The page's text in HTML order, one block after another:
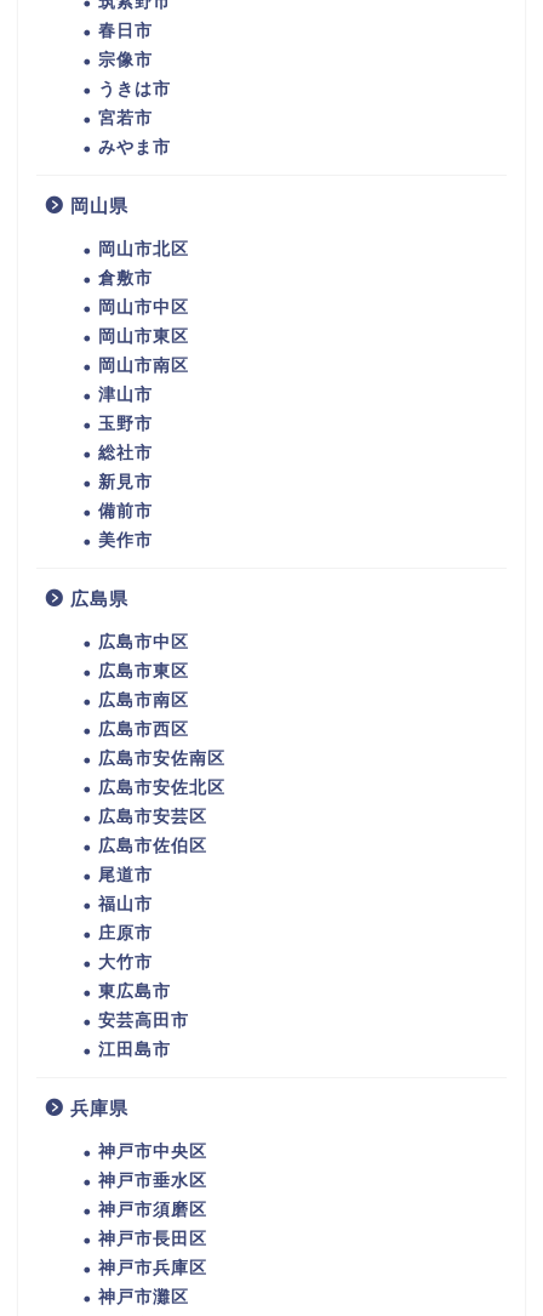
春日市
宗像市
うきは市
宮若市
みやま市
岡山県
岡山市北区
倉敷市
岡山市中区
岡山市東区
岡山市南区
津山市
玉野市
総社市
新見市
備前市
美作市
広島県
広島市中区
広島市東区
広島市南区
広島市西区
広島市安佐南区
広島市安佐北区
広島市安芸区
広島市佐伯区
尾道市
福山市
庄原市
大竹市
東広島市
安芸高田市
江田島市
兵庫県
神戸市中央区
神戸市垂水区
神戸市須磨区
神戸市長田区
神戸市兵庫区
神戸市灘区